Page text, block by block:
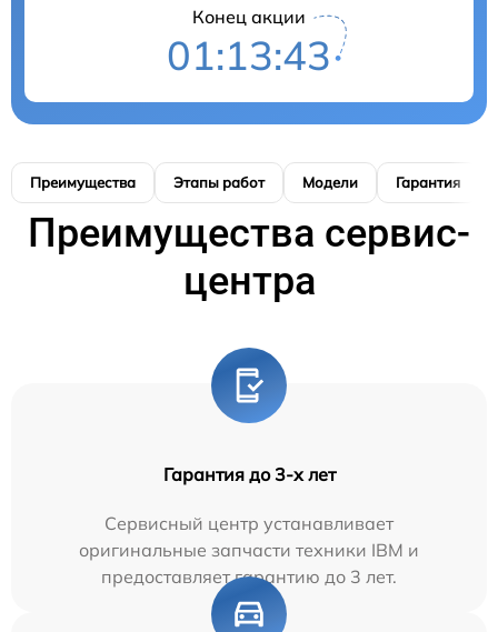
Конец акции
01:13:42
Преимущества Этапы работ Модели Гарантия
Преимущества сервис-
центра
Гарантия до 3-х лет
Сервисный центр устанавливает
оригинальные запчасти техники IBM и
предоставляет гарантию до 3 лет.